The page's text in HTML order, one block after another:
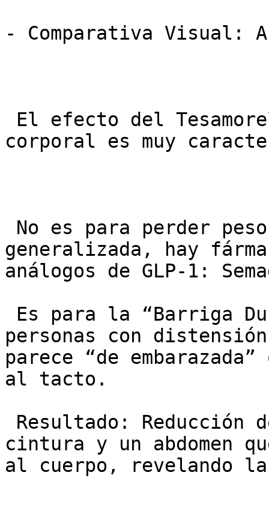
- Comparativa Visual:
corporal es muy
generalizada, hay
análogos de GLP-1:
personas con
parece “de
al tacto.
cintura y un abdomen
al cuerpo, revelando la